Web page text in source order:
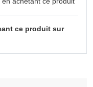
ce produit sur